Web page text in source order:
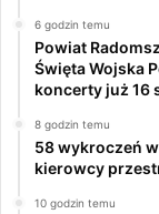
6 godzin temu
Powiat
Święta Wojska
koncerty już 16
8 godzin temu
58 wykroczeń
kierowcy
10 godzin temu